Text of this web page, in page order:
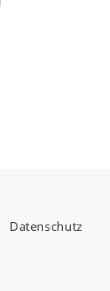
Datenschutz